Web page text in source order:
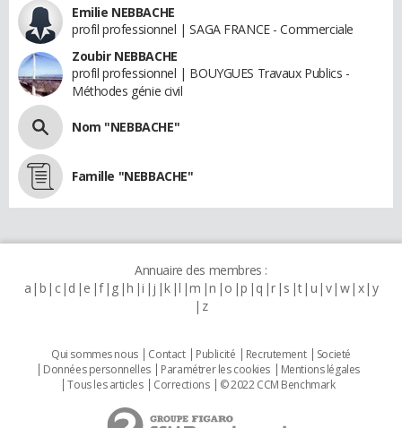
Emilie NEBBACHE
profil professionnel | SAGA FRANCE - Commerciale
Zoubir NEBBACHE
profil professionnel | BOUYGUES Travaux Publics -
Méthodes génie civil
Nom "NEBBACHE"
Famille "NEBBACHE"
Annuaire des membres :
a b c d e f g h i j k l m n o p q r s t u v w x y
z
Qui sommes nous Contact Publicité Recrutement
Societé
Données personnelles
Paramétrer les cookies
Mentions légales
Tous les articles
Corrections © 2022 CCM Benchmark